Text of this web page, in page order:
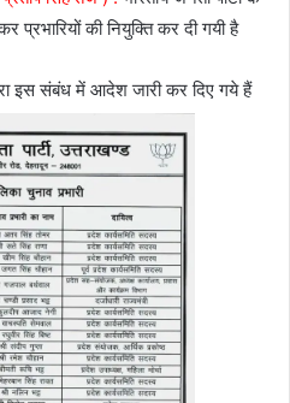
प्रभारियों की नियुक्ति कर दी गयी है
इस संबंध में आदेश जारी कर दिए गये हैं